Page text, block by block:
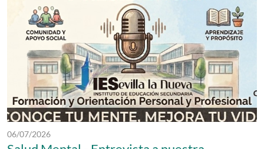
Fecha de publicación:
06/07/2026